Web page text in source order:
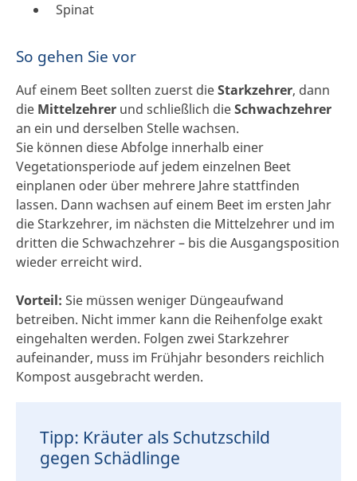
Spinat
So gehen Sie vor
Auf einem Beet sollten zuerst dieStarkzehrer, dann
die Mittelzehrer und schließlich dieSchwachzehrer
an ein und derselben Stelle wachsen.
Sie können diese Abfolge innerhalb einer
Vegetationsperiode auf jedem einzelnen Beet
einplanen oder über mehrere Jahre stattfinden
lassen. Dann wachsen auf einem Beet im ersten Jahr
die Starkzehrer, im nächsten die Mittelzehrer und im
dritten die Schwachzehrer – bis die Ausgangsposition
wieder erreicht wird.
Vorteil: Sie müssen weniger Düngeaufwand
betreiben. Nicht immer kann die Reihenfolge exakt
eingehalten werden. Folgen zwei Starkzehrer
aufeinander, muss im Frühjahr besonders reichlich
Kompost ausgebracht werden.
Tipp: Kräuter als Schutzschild
gegen Schädlinge